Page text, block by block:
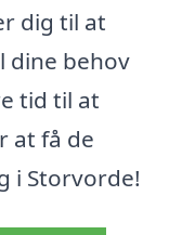
dig til at
dine behov
tid til at
at få de
i Storvorde!